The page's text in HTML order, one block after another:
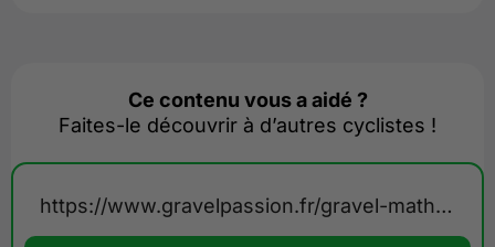
Ce contenu vous a aidé ?
Faites-le découvrir à d’autres cyclistes !
https://www.gravelpassion.fr/gravel-mathieu-van-der-poel/